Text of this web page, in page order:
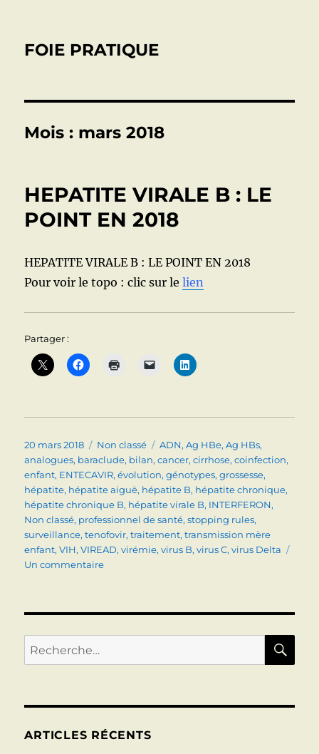
FOIE PRATIQUE
Mois : mars 2018
HEPATITE VIRALE B : LE
POINT EN 2018
HEPATITE VIRALE B : LE POINT EN 2018
Pour voir le topo : clic sur lelien
Partager :
Publié
le
20 mars 2018 Catégories
Non classé Étiquettes
ADN,Ag HBe,Ag HBs,
analogues, baraclude, bilan,cancer,cirrhose,coinfection,
enfant, ENTECAVIR,évolution,génotypes,grossesse,
hépatite, hépatite aiguë, hépatite B, hépatite chronique,
hépatite chronique B, hépatite virale B, INTERFERON,
Non classé, professionnel de santé,stopping rules,
surveillance,tenofovir,traitement,transmission mère
enfant,VIH,VIREAD,virémie,virus B,virus C,virus Delta
Un commentairesur
LE
EN
Recherche
pour :
ARTICLES RÉCENTS